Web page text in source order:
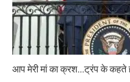
आप मेरी मां का क्रश…ट्रंप के कहते